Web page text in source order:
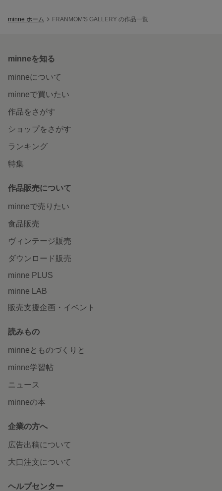
minne ホーム FRANMOM'S GALLERY の作品一覧
minneを知る
minneについて
minneで買いたい
作品をさがす
ショップをさがす
ランキング
特集
作品販売について
minneで売りたい
食品販売
ヴィンテージ販売
ダウンロード販売
minne PLUS
minne LAB
販売支援企画・イベント
読みもの
minneとものづくりと
minne学習帖
ニュース
minneの本
企業の方へ
広告出稿について
大口注文について
ヘルプセンター